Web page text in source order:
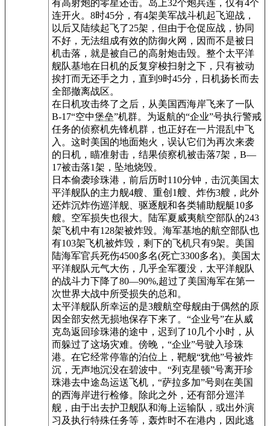
有高射炮的零星还击。岛上32个炮兵连，仅有4个
连开火。8时45分，有4架美军战斗机起飞迎战，
以后又陆续起飞了25架，但由于仓促应战，协同
不好，无法组成有效的防御火网，因而不是被日
机击落，就是被自己的高射炮击毁。整个太平洋
舰队基地在日机的反复穿梭扫射之下，只有被动
挨打而无还手之力，直到9时45分，日机扬长而去
全部撤离战区。
在日机攻击终了之后，从美国西海岸飞来了一队
B-17“空中堡垒”机群。为返航的“企业”号执行警戒
任务的侦察机先锋机群，也正好在一片混乱中飞
入。这时美国的地面炮火，误认它们为再次来袭
的日机，瞄准射击，结果侦察机被击落7架，B—
17被击落1架，坠地烧毁。
日本偷袭珍珠港，前后历时110分钟，击沉美国太
平洋舰队的主力舰4艘、重创1艘、炸伤3艘，此外
还炸沉炸伤巡洋舰、驱逐舰和各类辅助舰艇10多
艘。空军损失也很大。陆军夏威夷航空部队的243
架飞机中有128架被炸毁。海军基地的航空部队也
有103架飞机被炸毁，剩下的飞机只有9架。美国
陆海军官兵死伤4500多名(死亡3300多名)。美国太
平洋舰队元气大伤，几乎全军覆没，太平洋舰队
的战斗力下降了80—90%,超过了美国海军在第一
次世界大战中所受损失的总和。
太平洋舰队所幸运的是3艘航空母舰由于偶然的原
因全部安然无损地保存下来了。“企业号”在从威
克岛返回珍珠港的途中，迟到了10几个小时，从
而躲过了这场灾难。傍晚，“企业”号驶入珍珠
港。在它经常停靠的泊位上，靶舰“犹他”号被炸
沉，无声地沉没在碧波中。“列克星顿”号离开珍
珠港去中途岛运送飞机，“萨拉多加”号则在美国
的西海岸进行检修。除此之外，还有部分巡洋
舰，由于出去护卫舰队和海上运输队，或出外演
习及执行特殊任务等，轰炸时不在港内，因此逃